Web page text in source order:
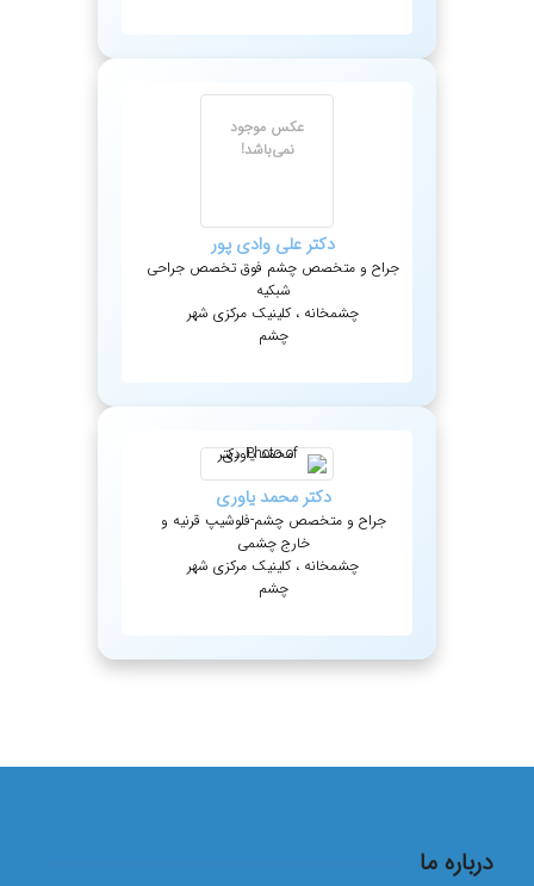
عکس موجود
نمی‌باشد!
دکتر علی وادی پور
جراح و متخصص چشم فوق تخصص جراحی
شبکیه
چشمخانه ، کلینیک مرکزی شهر
چشم
دکتر محمدیاوری
جراح و متخصص چشم-فلوشیپ قرنیه و
خارج چشمی
چشمخانه ، کلینیک مرکزی شهر
چشم
درباره ما